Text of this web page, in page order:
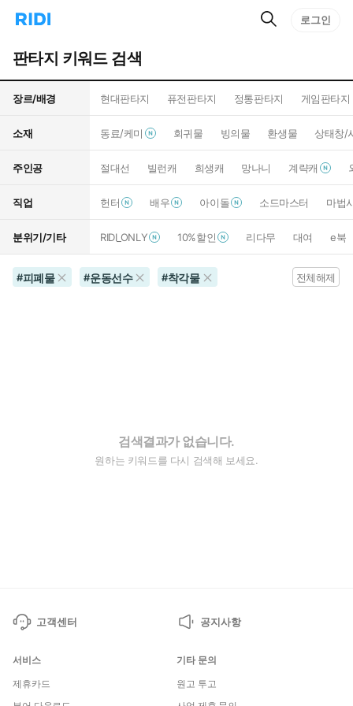
리
으
로
이
동
턴
트
검
색
검
로그인
판타지 키워드 검색
장르/배경 현대판타지 퓨전판타지 정통판타지 게임판타지
소재 동료/케미 회귀물 빙의물 환생물 상태창/
주인공 절대선 빌런캐 희생캐 망나니 계략캐
직업 헌터 배우 아이돌 소드마스터 마법
분위기/기타 RIDI_ONLY 10%할인 리다무 대여 e북
#피폐물 #운동선수 #착각물 전체해제
검색결과가 없습니다.
원하는 키워드를 다시 검색해 보세요.
고객센터 공지사항
서비스
제휴카드
기타 문의
원고 투고